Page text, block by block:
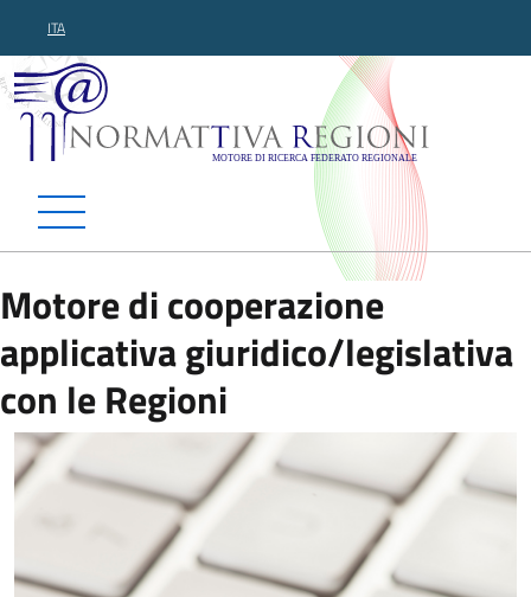
ITA
Normattiva Regioni -
Motore di cooperazione
applicativa giuridico/legislativa
con le Regioni